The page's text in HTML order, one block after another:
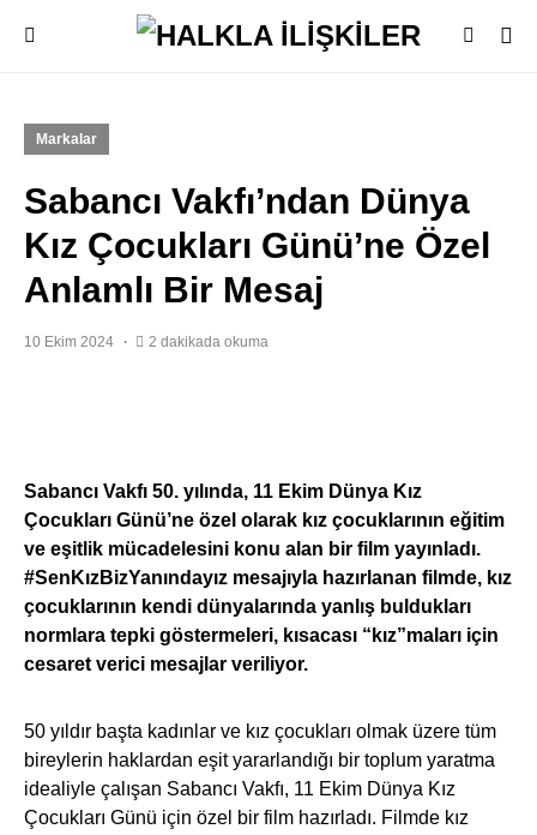
Markalar
Sabancı Vakfı’ndan Dünya
Kız Çocukları Günü’ne Özel
Anlamlı Bir Mesaj
10 Ekim 2024 2 dakikada okuma
Sabancı Vakfı 50. yılında, 11 Ekim Dünya Kız
Çocukları Günü’ne özel olarak kız çocuklarının eğitim
ve eşitlik mücadelesini konu alan bir film yayınladı.
#SenKızBizYanındayız mesajıyla hazırlanan filmde, kız
çocuklarının kendi dünyalarında yanlış buldukları
normlara tepki göstermeleri, kısacası “kız”maları için
cesaret verici mesajlar veriliyor.
50 yıldır başta kadınlar ve kız çocukları olmak üzere tüm
bireylerin haklardan eşit yararlandığı bir toplum yaratma
idealiyle çalışan Sabancı Vakfı, 11 Ekim Dünya Kız
Çocukları Günü için özel bir film hazırladı. Filmde kız